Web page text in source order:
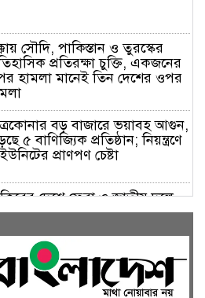
সৌদি, পাকিস্তান ও তুরস্কের
প্রতিরক্ষা চুক্তি, একজনের
হামলা মানেই তিন দেশের ওপর
বড় বাজারে ভয়াবহ আগুন,
৫ বাণিজ্যিক প্রতিষ্ঠান; নিয়ন্ত্রণে
প্রাণপণ চেষ্টা
দেশে ফেরা ও জাতীয় দলে
সম্ভাবনা নেই, ইঙ্গিত ক্রীড়া
যুক্ত হলো বিকাশ, সহজ
ডিজিটাল পেমেন্ট